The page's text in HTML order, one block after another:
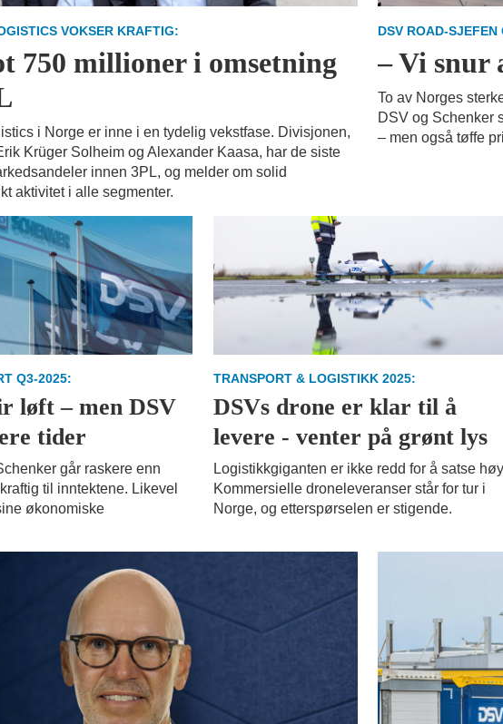
VOKSER KRAFTIG:
750 millioner i omsetning
i Norge er inne i en tydelig vekstfase. Divisjonen,
Krüger Solheim og Alexander Kaasa, har de siste
innen 3PL, og melder om solid
aktivitet i alle segmenter.
DSV ROAD-SJEFEN
– Vi snur
To av Norges
DSV og Schenker
– men også tøffe
Q3-2025:
løft – men DSV
tider
går raskere enn
til inntektene. Likevel
økonomiske
TRANSPORT & LOGISTIKK 2025:
DSVs drone er klar til å
levere - venter på grønt lys
Logistikkgiganten er ikke redd for å satse
Kommersielle droneleveranser står for tur i
Norge, og etterspørselen er stigende.